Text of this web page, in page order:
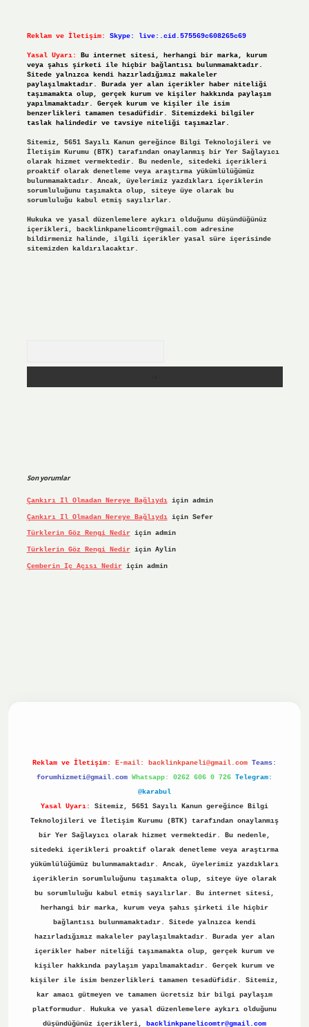
Reklam ve İletişim: Skype: live:.cid.575569c608265c69
Yasal Uyarı:
Bu internet sitesi, herhangi bir marka, kurum
veya şahıs şirketi ile hiçbir bağlantısı bulunmamaktadır.
Sitede yalnızca kendi hazırladığımız makaleler
paylaşılmaktadır. Burada yer alan içerikler haber niteliği
taşımamakta olup, gerçek kurum ve kişiler hakkında paylaşım
yapılmamaktadır. Gerçek kurum ve kişiler ile isim
benzerlikleri tamamen tesadüfidir. Sitemizdeki bilgiler
taslak halindedir ve tavsiye niteliği taşımazlar.
Sitemiz, 5651 Sayılı Kanun gereğince Bilgi Teknolojileri ve
İletişim Kurumu (BTK) tarafından onaylanmış bir Yer Sağlayıcı
olarak hizmet vermektedir. Bu nedenle, sitedeki içerikleri
proaktif olarak denetleme veya araştırma yükümlülüğümüz
bulunmamaktadır. Ancak, üyelerimiz yazdıkları içeriklerin
sorumluluğunu taşımakta olup, siteye üye olarak bu
sorumluluğu kabul etmiş sayılırlar.
Hukuka ve yasal düzenlemelere aykırı olduğunu düşündüğünüz
içerikleri, backlinkpanelicomtr@gmail.comadresine
bildirmeniz halinde, ilgili içerikler yasal süre içerisinde
sitemizden kaldırılacaktır.
Son yorumlar
Çankırı Il Olmadan Nereye Bağlıydıiçin admin
Çankırı Il Olmadan Nereye Bağlıydıiçin Sefer
Türklerin Göz Rengi Nediriçin admin
Türklerin Göz Rengi Nediriçin Aylin
Çemberin Iç Açısı Nediriçin admin
Reklam ve İletişim: E-mail: backlinkpaneli@gmail.com Teams:
forumhizmeti@gmail.com Whatsapp: 0262 606 0 726 Telegram:
@karabul
Yasal Uyarı:
Sitemiz, 5651 Sayılı Kanun gereğince Bilgi
Teknolojileri ve İletişim Kurumu (BTK) tarafından onaylanmış
bir Yer Sağlayıcı olarak hizmet vermektedir. Bu nedenle,
sitedeki içerikleri proaktif olarak denetleme veya araştırma
yükümlülüğümüz bulunmamaktadır. Ancak, üyelerimiz yazdıkları
içeriklerin sorumluluğunu taşımakta olup, siteye üye olarak
bu sorumluluğu kabul etmiş sayılırlar. Bu internet sitesi,
herhangi bir marka, kurum veya şahıs şirketi ile hiçbir
bağlantısı bulunmamaktadır. Sitede yalnızca kendi
hazırladığımız makaleler paylaşılmaktadır. Burada yer alan
içerikler haber niteliği taşımamakta olup, gerçek kurum ve
kişiler hakkında paylaşım yapılmamaktadır. Gerçek kurum ve
kişiler ile isim benzerlikleri tamamen tesadüfidir. Sitemiz,
kar amacı gütmeyen ve tamamen ücretsiz bir bilgi paylaşım
platformudur. Hukuka ve yasal düzenlemelere aykırı olduğunu
düşündüğünüz içerikleri,
backlinkpanelicomtr@gmail.com